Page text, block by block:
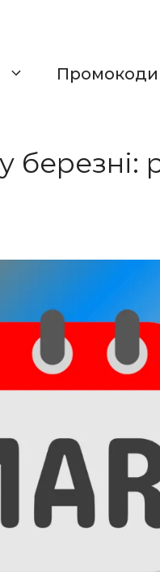
Промокоди